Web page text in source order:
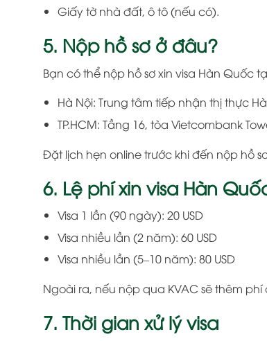
Giấy tờ nhà đất, ô tô (nếu có).
5. Nộp hồ sơ ở đâu?
Bạn có thể nộp hồ sơ xin visa Hàn Quốc
Hà Nội: Trung tâm tiếp nhận thị thực
TP.HCM: Tầng 16, tòa Vietcombank
Đặt lịch hẹn online trước khi đến nộp hồ
6. Lệ phí xin visa Hàn
Visa 1 lần (90 ngày): 20 USD
Visa nhiều lần (2 năm): 60 USD
Visa nhiều lần (5–10 năm): 80 USD
Ngoài ra, nếu nộp qua KVAC sẽ thêm
7. Thời gian xử lý visa